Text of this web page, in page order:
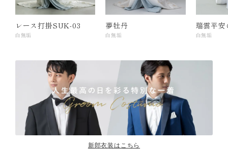
レース打掛SUK-03
白無垢
夢牡丹
白無垢
瑞雲平安
白無垢
新郎衣装はこちら